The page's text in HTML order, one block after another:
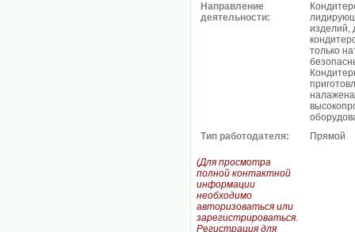
Направление
деятельности:
изделий,
только
налажена
Тип работодателя:
Прямой
(Для просмотра
полной контактной
информации
необходимо
авторизоваться или
зарегистрироваться.
Регистрация для